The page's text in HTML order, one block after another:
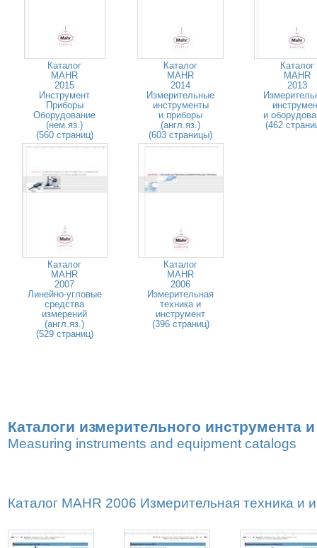
Каталог
MAHR
2015
Инструмент
Приборы
Оборудование
(нем.яз.)
(560 страниц)
Каталог
MAHR
2014
Измерительные
инструменты
и приборы
(англ.яз.)
(603 страницы)
Каталог
MAHR
2013
и
(462
Каталог
MAHR
2007
Линейно-угловые
средства
измерений
(англ.яз.)
(529 страниц)
Каталог
MAHR
2006
Измерительная
техника и
инструмент
(396 страниц)
Каталоги измерительного инструмента
Measuring instruments and equipment catalogs
Каталог MAHR 2006 Измерительная техника и